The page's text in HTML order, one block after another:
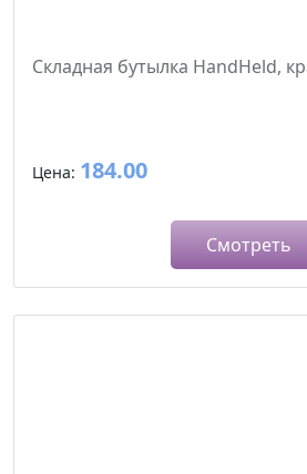
Складная бутылка HandHeld,
Цена: 184.00
Смотреть